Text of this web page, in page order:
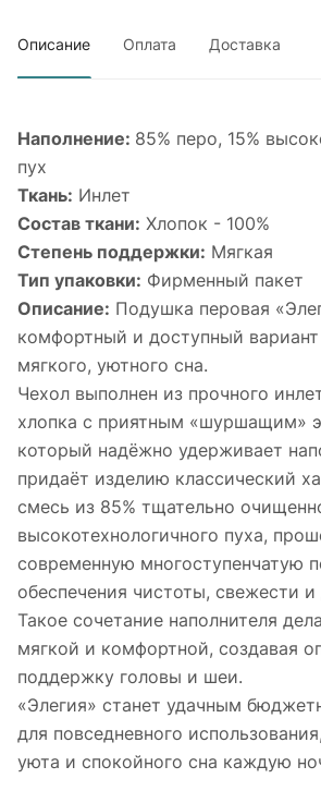
Описание Оплата Доставка
Наполнение: 85% перо, 15%
пух
Ткань: Инлет
Состав ткани: Хлопок - 100%
Степень поддержки: Мягкая
Тип упаковки: Фирменный пакет
Описание: Подушка перовая
комфортный и доступный
мягкого, уютного сна.
Чехол выполнен из прочного
хлопка с приятным «шуршащим»
который надёжно удерживает
придаёт изделию классический
смесь из 85% тщательно
высокотехнологичного пуха,
современную многоступенчатую
обеспечения чистоты, свежести и
Такое сочетание наполнителя
мягкой и комфортной, создавая
поддержку головы и шеи.
«Элегия» станет удачным
для повседневного
уюта и спокойного сна каждую